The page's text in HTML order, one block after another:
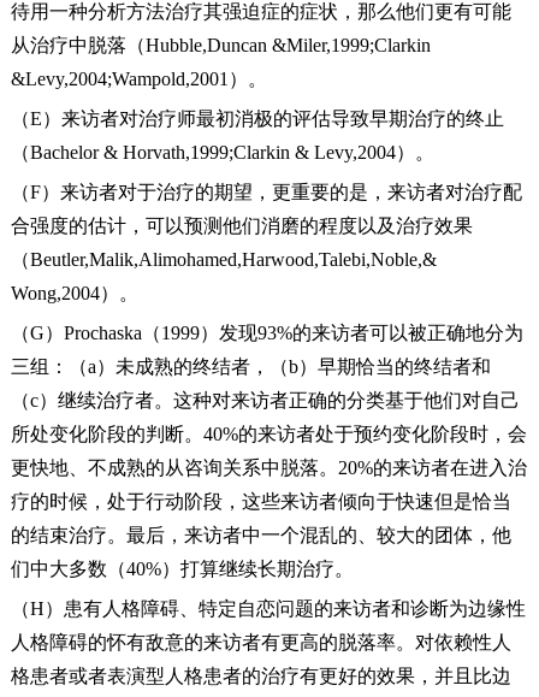
待用一种分析方法治疗其强迫症的症状，那么他们更有可能
从治疗中脱落（Hubble,Duncan &Miler,1999;Clarkin
&Levy,2004;Wampold,2001）。
（E）来访者对治疗师最初消极的评估导致早期治疗的终止
（Bachelor & Horvath,1999;Clarkin & Levy,2004）。
（F）来访者对于治疗的期望，更重要的是，来访者对治疗配
合强度的估计，可以预测他们消磨的程度以及治疗效果
（Beutler,Malik,Alimohamed,Harwood,Talebi,Noble,&
Wong,2004）。
（G）Prochaska（1999）发现93%的来访者可以被正确地分为
三组：（a）未成熟的终结者，（b）早期恰当的终结者和
（c）继续治疗者。这种对来访者正确的分类基于他们对自己
所处变化阶段的判断。40%的来访者处于预约变化阶段时，会
更快地、不成熟的从咨询关系中脱落。20%的来访者在进入治
疗的时候，处于行动阶段，这些来访者倾向于快速但是恰当
的结束治疗。最后，来访者中一个混乱的、较大的团体，他
们中大多数（40%）打算继续长期治疗。
（H）患有人格障碍、特定自恋问题的来访者和诊断为边缘性
人格障碍的怀有敌意的来访者有更高的脱落率。对依赖性人
格患者或者表演型人格患者的治疗有更好的效果，并且比边